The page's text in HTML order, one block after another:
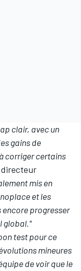
clair, avec un
gains de
corriger certains
directeur
mis en
et les
encore progresser
global."
test pour ce
mineures
de voir que le